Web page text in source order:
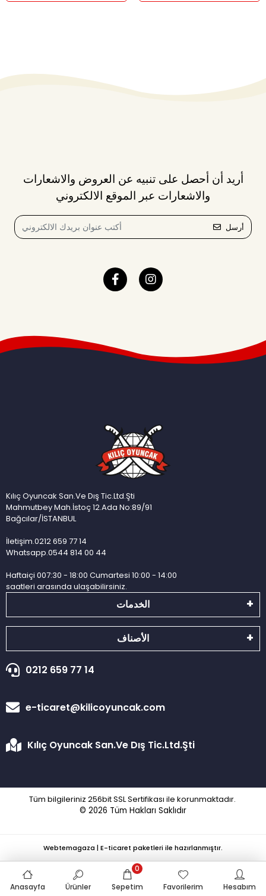
أريد أن أحصل على تنبيه عن العروض والاشعارات
والاشعارات عبر الموقع الالكتروني
أرسل
Kılıç Oyuncak San.Ve Dış Tic.Ltd.Şti
Mahmutbey Mah.İstoç 12.Ada No:89/91
Bağcılar/İSTANBUL
İletişim.0212 659 77 14
Whatsapp.0544 814 00 44
Haftaiçi 007:30 - 18:00 Cumartesi 10:00 - 14:00
saatleri arasında ulaşabilirsiniz.
الخدمات
الأصناف
0212 659 77 14
e-ticaret@kilicoyuncak.com
Kılıç Oyuncak San.Ve Dış Tic.Ltd.Şti
Tüm bilgileriniz 256bit SSL Sertifikası ile korunmaktadır.
© 2026 Tüm Hakları Saklıdır
Anasayfa Ürünler Sepetim
0
Favorilerim
Hesabım
Webtemagaza | E-ticaret paketleri ile hazırlanmıştır.